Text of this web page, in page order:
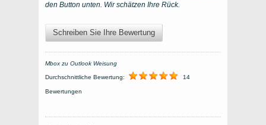
den Button unten. Wir schätzen Ihre Rück.
Schreiben Sie Ihre Bewertung
Mbox zu Outlook Weisung
Durchschnittliche Bewertung: 14
Bewertungen